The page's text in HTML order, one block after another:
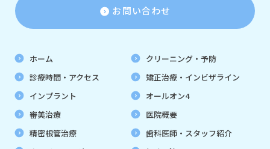
お問い合わせ
ホーム
診療時間・アクセス
インプラント
審美治療
精密根管治療
クリーニング・予防
矯正治療・インビザライン
オールオン4
医院概要
歯科医師・スタッフ紹介